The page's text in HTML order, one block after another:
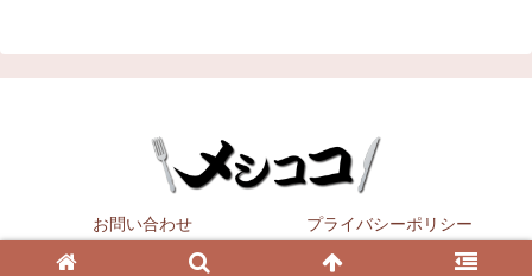
お問い合わせ プライバシーポリシー
Copyright © 2021 All Rights Reserved.